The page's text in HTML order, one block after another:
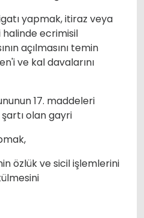
yapmak, itiraz veya
ecrimisil
açılmasını temin
ve kal davalarını
17. maddeleri
olan gayri
özlük ve sicil işlemlerini